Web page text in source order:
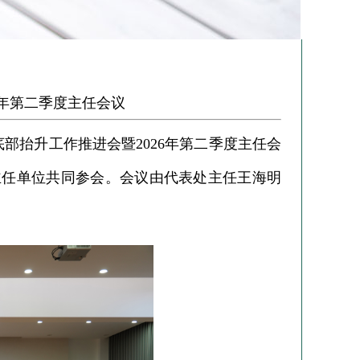
第二季度主任会议
抬升工作推进会暨2026年第二季度主任会
单位共同参会。会议由代表处主任王海明